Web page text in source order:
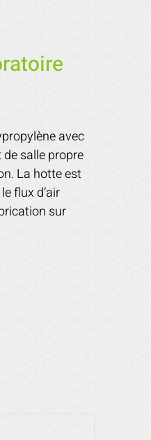
avec
salle propre
La hotte est
flux d’air
sur